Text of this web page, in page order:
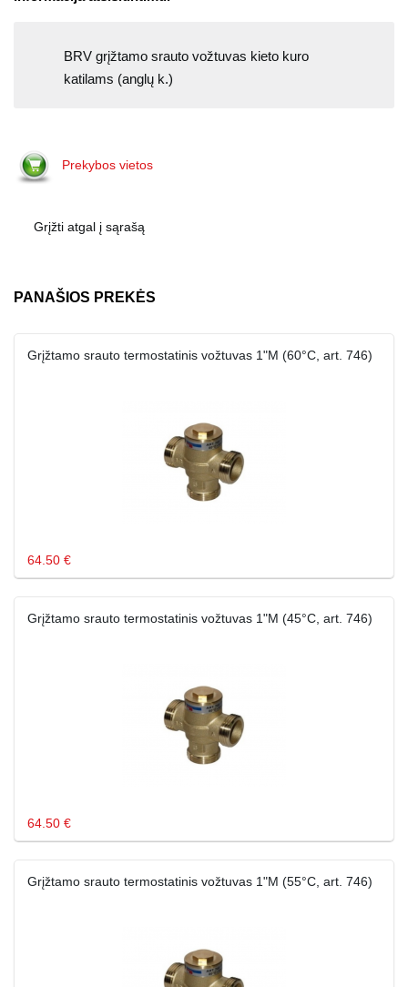
BRV grįžtamo srauto vožtuvas kieto kuro
katilams (anglų k.)
Prekybos vietos
Grįžti atgal į sąrašą
PANAŠIOS PREKĖS
Grįžtamo srauto termostatinis vožtuvas 1"M (60°C, art. 746)
64.50 €
Grįžtamo srauto termostatinis vožtuvas 1"M (45°C, art. 746)
64.50 €
Grįžtamo srauto termostatinis vožtuvas 1"M (55°C, art. 746)